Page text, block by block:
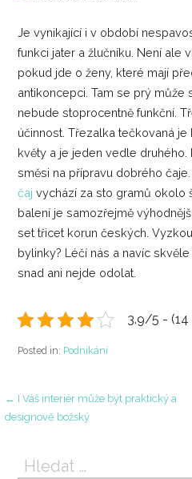
Je vynikající i v období
funkci jater a žlučníku. Není ale
pokud jde o ženy, které mají
antikoncepci. Tam se prý může
nebude stoprocentně funkční.
účinnost. Třezalka tečkovaná je
květy a je jeden vedle druhého.
směsi na přípravu dobrého
čajvychází za sto gramů okolo
balení je samozřejmě
set třicet korun českých.
bylinky? Léčí nás a navíc
snad ani nejde odolat.
3.9/5 -
Posted in: Podnikání
Navigace
pro
← I Váš interiér může být praktický a
designově božský
Vyhledávání